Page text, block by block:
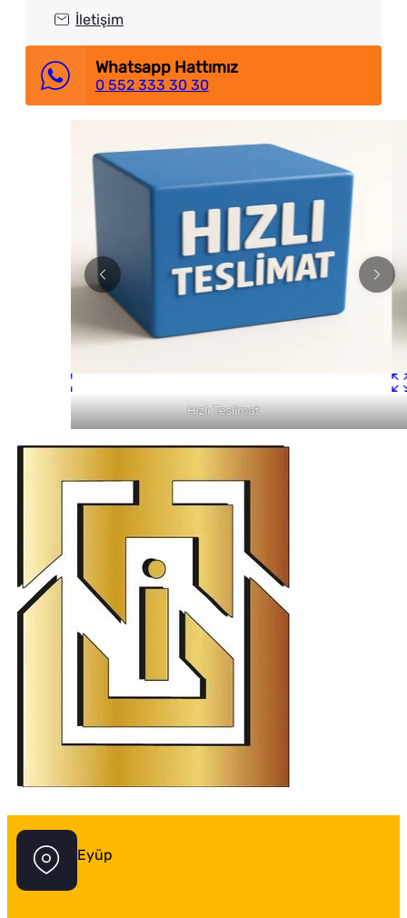
İletişim
Whatsapp Hattımız
0 552 333 30 30
Tabelacıdan Çok Daha Fazlası
Eyüp